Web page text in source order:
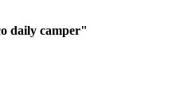
daily camper"